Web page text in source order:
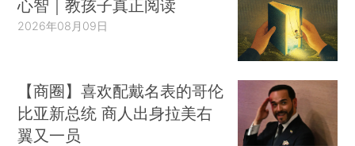
心智｜教孩子真正阅读
2026年08月09日
【商圈】喜欢配戴名表的哥伦
比亚新总统 商人出身拉美右
翼又一员